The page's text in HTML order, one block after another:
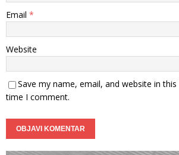
Email *
Website
Save my name, email, and website in
time I comment.